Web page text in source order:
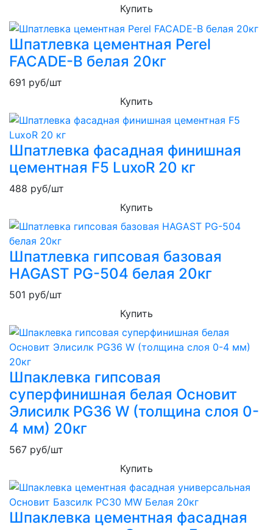
Купить
Шпатлевка цементная Perel
FACADE-B белая 20кг
691 руб/шт
Купить
Шпатлевка фасадная финишная
цементная F5 LuxoR 20 кг
488 руб/шт
Купить
Шпатлевка гипсовая базовая
HAGAST PG-504 белая 20кг
501 руб/шт
Купить
Шпаклевка гипсовая
суперфинишная белая Основит
Элисилк PG36 W (толщина слоя 0-
4 мм) 20кг
567 руб/шт
Купить
Шпаклевка цементная фасадная